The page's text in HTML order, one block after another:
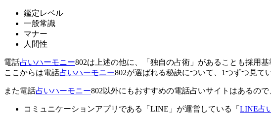
鑑定レベル
一般常識
マナー
人間性
電話占いハーモニー802は上述の他に、「 独自の占術 」があることも採用基
ここからは電話占いハーモニー802が選ばれる秘訣について、1つずつ見て
また電話占いハーモニー802以外にもおすすめの電話占いサイトはあるの
コミュニケーションアプリである「LINE」が運営している「 LINE占